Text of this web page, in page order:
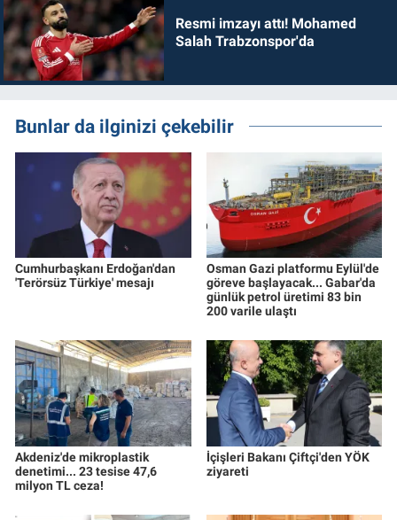
Resmi imzayı attı! Mohamed
Salah Trabzonspor'da
Bunlar da ilginizi çekebilir
Cumhurbaşkanı Erdoğan'dan
'Terörsüz Türkiye' mesajı
Osman Gazi platformu Eylül'de
göreve başlayacak... Gabar'da
günlük petrol üretimi 83 bin
200 varile ulaştı
Akdeniz'de mikroplastik
denetimi... 23 tesise 47,6
milyon TL ceza!
İçişleri Bakanı Çiftçi'den YÖK
ziyareti